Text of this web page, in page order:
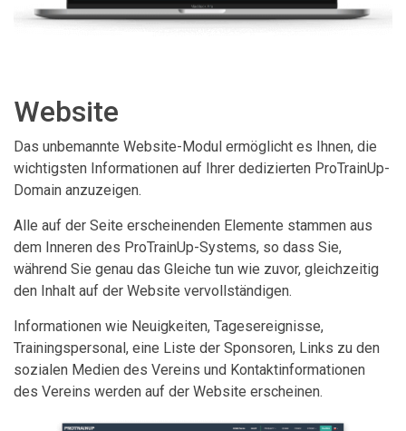
Website
Das unbemannte Website-Modul ermöglicht es Ihnen, die
wichtigsten Informationen auf Ihrer dedizierten ProTrainUp-
Domain anzuzeigen.
Alle auf der Seite erscheinenden Elemente stammen aus
dem Inneren des ProTrainUp-Systems, so dass Sie,
während Sie genau das Gleiche tun wie zuvor, gleichzeitig
den Inhalt auf der Website vervollständigen.
Informationen wie Neuigkeiten, Tagesereignisse,
Trainingspersonal, eine Liste der Sponsoren, Links zu den
sozialen Medien des Vereins und Kontaktinformationen
des Vereins werden auf der Website erscheinen.